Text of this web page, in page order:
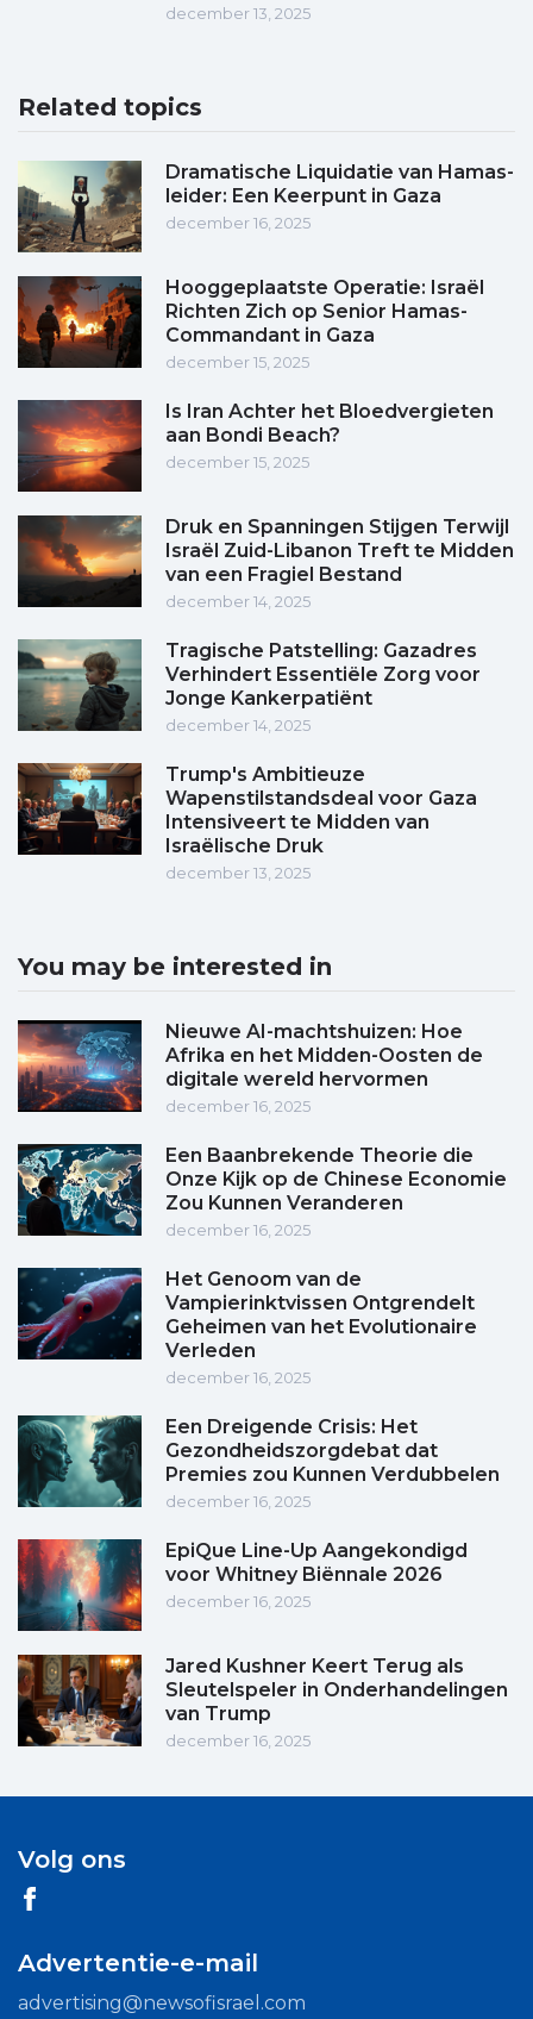
december 13, 2025
Related topics
Dramatische Liquidatie van Hamas-
leider: Een Keerpunt in Gaza
december 16, 2025
Hooggeplaatste Operatie: Israël
Richten Zich op Senior Hamas-
Commandant in Gaza
december 15, 2025
Is Iran Achter het Bloedvergieten
aan Bondi Beach?
december 15, 2025
Druk en Spanningen Stijgen Terwijl
Israël Zuid-Libanon Treft te Midden
van een Fragiel Bestand
december 14, 2025
Tragische Patstelling: Gazadres
Verhindert Essentiële Zorg voor
Jonge Kankerpatiënt
december 14, 2025
Trump's Ambitieuze
Wapenstilstandsdeal voor Gaza
Intensiveert te Midden van
Israëlische Druk
december 13, 2025
You may be interested in
Nieuwe AI-machtshuizen: Hoe
Afrika en het Midden-Oosten de
digitale wereld hervormen
december 16, 2025
Een Baanbrekende Theorie die
Onze Kijk op de Chinese Economie
Zou Kunnen Veranderen
december 16, 2025
Het Genoom van de
Vampierinktvissen Ontgrendelt
Geheimen van het Evolutionaire
Verleden
december 16, 2025
Een Dreigende Crisis: Het
Gezondheidszorgdebat dat
Premies zou Kunnen Verdubbelen
december 16, 2025
EpiQue Line-Up Aangekondigd
voor Whitney Biënnale 2026
december 16, 2025
Jared Kushner Keert Terug als
Sleutelspeler in Onderhandelingen
van Trump
december 16, 2025
Volg ons
Advertentie-e-mail
advertising@newsofisrael.com